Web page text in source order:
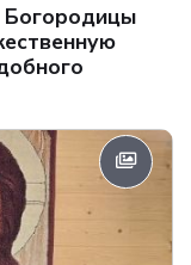
Богородицы